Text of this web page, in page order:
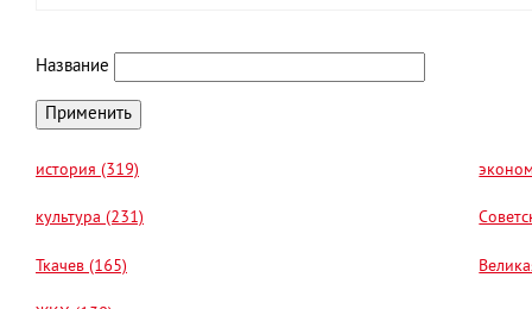
Название
история (319)
культура (231)
Ткачев (165)